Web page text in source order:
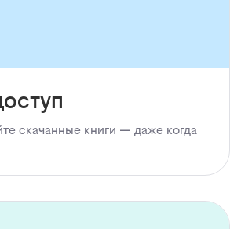
скачанные книги — даже когда